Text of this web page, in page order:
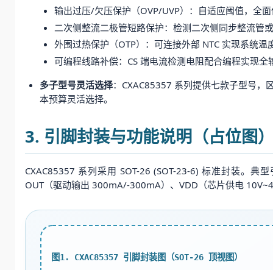
输出过压/欠压保护（OVP/UVP）：自适应阈值，全
二次侧整流二极管短路保护：检测二次侧同步整流管
外围过热保护（OTP）：可连接外部 NTC 实现系统温
可编程线路补偿：CS 端电流检测电阻配合编程实现
多子型号灵活选择：CXAC85357 系列提供七款子型号，
本预算灵活选择。
3. 引脚封装与功能说明（占位图
CXAC85357 系列采用 SOT-26 (SOT-23-6) 标准封装。
OUT（驱动输出 300mA/-300mA）、VDD（芯片供电
图1. CXAC85357 引脚封装图（SOT-26 顶视图）